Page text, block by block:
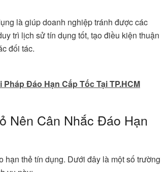
là giúp doanh nghiệp tránh được các
trì lịch sử tín dụng tốt, tạo điều kiện thuận
đối tác.
Đáo Hạn Cấp Tốc Tại TP.HCM
Nên Cân Nhắc Đáo Hạn
thẻ tín dụng. Dưới đây là một số trường